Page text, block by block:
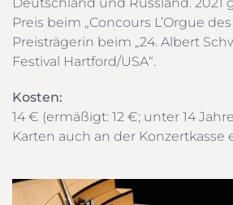
Preis beim „Concours L’Orgue
Preisträgerin beim „24. Albert
Festival Hartford/USA“.
Kosten:
14 € (ermäßigt: 12 €; unter 14
Karten auch an der Konzertkasse